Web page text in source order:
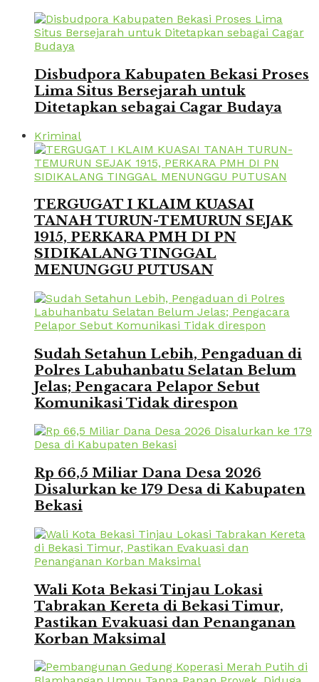
Disbudpora Kabupaten Bekasi Proses
Lima Situs Bersejarah untuk
Ditetapkan sebagai Cagar Budaya
Kriminal
TERGUGAT I KLAIM KUASAI
TANAH TURUN-TEMURUN SEJAK
1915, PERKARA PMH DI PN
SIDIKALANG TINGGAL
MENUNGGU PUTUSAN
Sudah Setahun Lebih, Pengaduan di
Polres Labuhanbatu Selatan Belum
Jelas; Pengacara Pelapor Sebut
Komunikasi Tidak direspon
Rp 66,5 Miliar Dana Desa 2026
Disalurkan ke 179 Desa di Kabupaten
Bekasi
Wali Kota Bekasi Tinjau Lokasi
Tabrakan Kereta di Bekasi Timur,
Pastikan Evakuasi dan Penanganan
Korban Maksimal